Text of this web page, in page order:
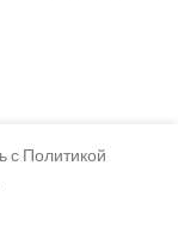
с Политикой